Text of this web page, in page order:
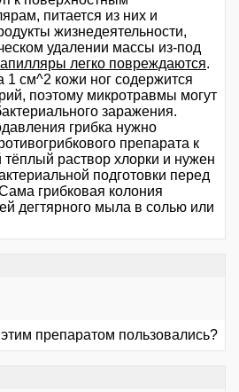
питается из них и
жизнедеятельности,
удалении массы из-под
легко повреждаются.
1 см^2 кожи ног содержится
поэтому микротравмы могут
заражения.
грибка нужно
препарата к
раствор хлорки и нужен
подготовки перед
грибковая колония
дегтярного мыла в солью или
препаратом пользовались?